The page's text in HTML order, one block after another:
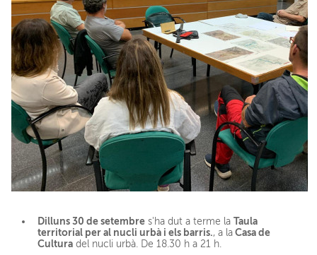
Dilluns 30 de setembre s'ha dut a terme laTaula
territorial per al nucli urbà i els barris., a la Casa de
Cultura del nucli urbà. De 18.30 h a 21 h.